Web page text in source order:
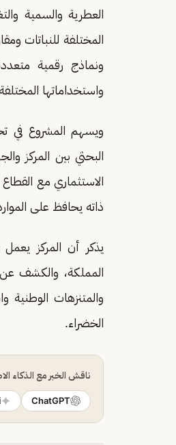
العطرية والسمية
المختلفة للنباتات
ونماذج رقمية
واستخداماتها
البحثي بين المركز
الاستثماري مع
ذاته يحافظ على
يذكر أن المركز يعمل
المملكة، والكشف عن
والمتنزهات الوطنية
الخضراء.
ناقش الخبر مع الذكاء
ChatGPT